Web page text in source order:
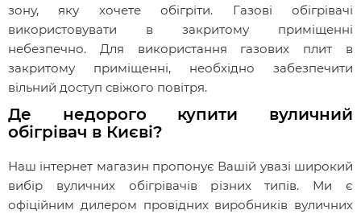
зону, яку хочете обігріти. Газові обігрівачі
використовувати в закритому приміщенні
небезпечно. Для використання газових плит в
закритому приміщенні, необхідно забезпечити
вільний доступ свіжого повітря.
Де недорого купити вуличний
обігрівач в Києві?
Наш інтернет магазин пропонує Вашій увазі широкий
вибір вуличних обігрівачів різних типів. Ми є
офіційним дилером провідних виробників вуличних